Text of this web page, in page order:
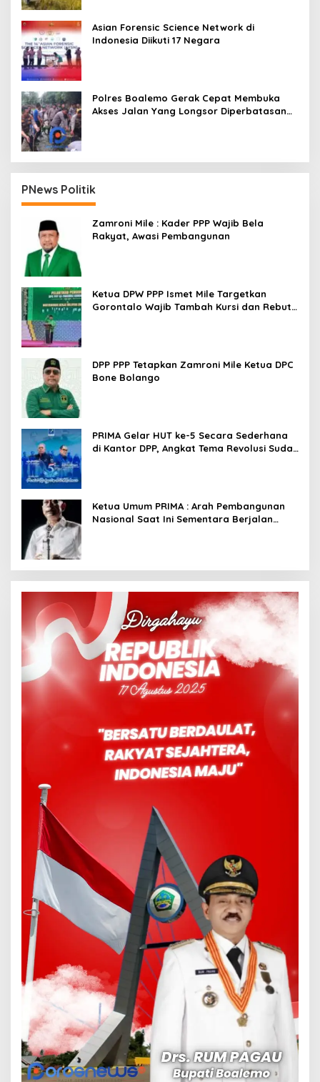
Asian Forensic Science Network di
Indonesia Diikuti 17 Negara
Polres Boalemo Gerak Cepat Membuka
Akses Jalan Yang Longsor Diperbatasan
PNews Politik
Zamroni Mile : Kader PPP Wajib Bela
Rakyat, Awasi Pembangunan
Ketua DPW PPP Ismet Mile Targetkan
Gorontalo Wajib Tambah Kursi dan Rebut
DPP PPP Tetapkan Zamroni Mile Ketua DPC
Bone Bolango
PRIMA Gelar HUT ke-5 Secara Sederhana
di Kantor DPP, Angkat Tema Revolusi Sudah
Ketua Umum PRIMA : Arah Pembangunan
Nasional Saat Ini Sementara Berjalan